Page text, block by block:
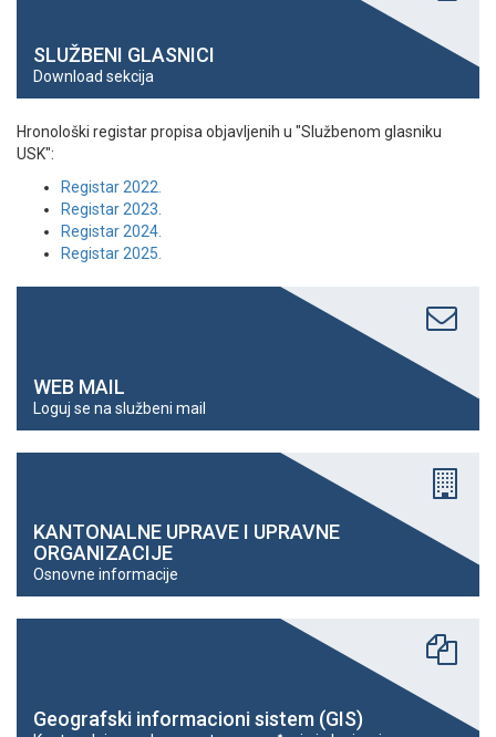
SLUŽBENI GLASNICI
Download sekcija
Hronološki registar propisa objavljenih u "Službenom glasniku
USK":
Registar 2022.
Registar 2023.
Registar 2024.
Registar 2025.
WEB MAIL
Loguj se na službeni mail
KANTONALNE UPRAVE I UPRAVNE
ORGANIZACIJE
Osnovne informacije
Geografski informacioni sistem (GIS)